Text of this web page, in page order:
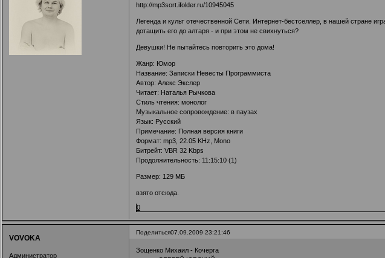
http://mp3sort.ifolder.ru/10945045
Легенда и культ отечественной Сети. Интернет-бестселлер, в нашей стране
дотащить его до алтаря - и при этом не свихнуться?
Девушки! Не пытайтесь повторить это дома!
Жанр: Юмор
Название: Записки Невесты Программиста
Автор: Алекс Экслер
Читает: Наталья Рычкова
Стиль чтения: монолог
Музыкальное сопровождение: в паузах
Язык: Русский
Примечание: Полная версия книги
Формат: mp3, 22.05 KHz, Mono
Битрейт: VBR 32 Kbps
Продолжительность: 11:15:10 (1)
Размер: 129 МБ
взято отсюда.
0
Поделиться07.09.2009 23:21:46
VOVOKA
Администратор
Зощенко Михаил - Кочерга